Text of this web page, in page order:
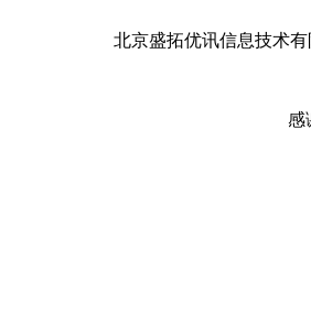
北京盛拓优讯信息技术
感